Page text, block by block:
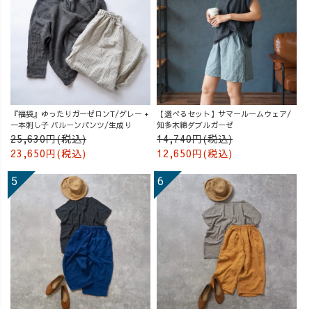
『福袋』ゆったりガーゼロンT/グレー +
一本刺し子 バルーンパンツ/生成り
25,630円(税込)
23,650円(税込)
【選べるセット】サマールームウェア/
知多木綿ダブルガーゼ
14,740円(税込)
12,650円(税込)